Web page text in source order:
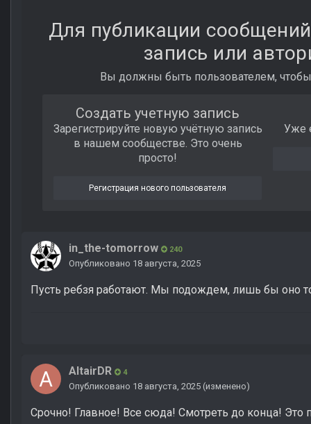
Для публикации
запись или
Вы должны быть пользователем,
Создать учетную запись
Зарегистрируйте новую учётную запись
в нашем сообществе. Это очень
просто!
Регистрация нового пользователя
Уже
in_the-tomorrow 240
Опубликовано 18 августа, 2025
Пусть ребзя работают. Мы подождем, лишь бы оно
AltairDR 4
Опубликовано 18 августа, 2025 (изменено)
Срочно! Главное! Все сюда! Смотреть до конца! Это